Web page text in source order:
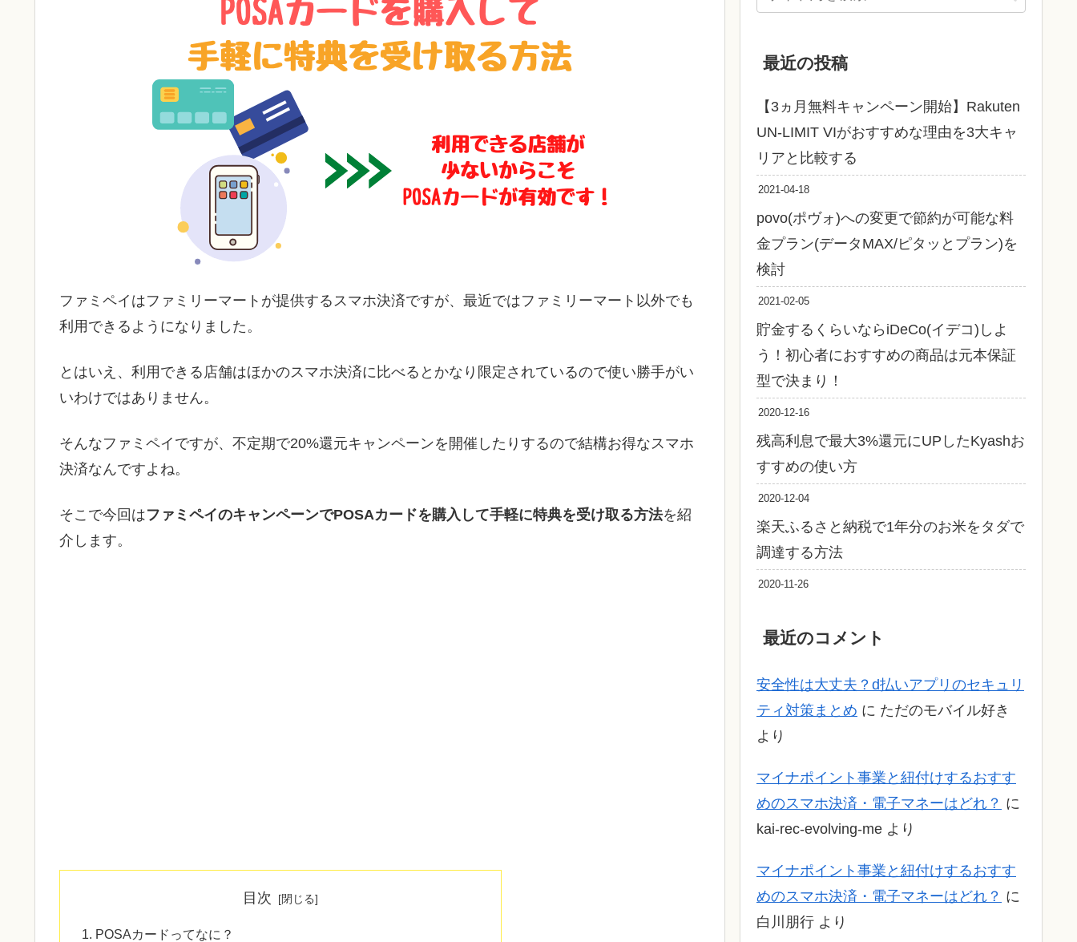
ファミペイはファミリーマートが提供するスマホ決済ですが、最近ではファミリーマート以外でも
利用できるようになりました。
とはいえ、利用できる店舗はほかのスマホ決済に比べるとかなり限定されているので使い勝手がい
いわけではありません。
そんなファミペイですが、不定期で20%還元キャンペーンを開催したりするので結構お得なスマホ
決済なんですよね。
そこで今回はファミペイのキャンペーンでPOSAカードを購入して手軽に特典を受け取る方法を紹
介します。
目次
POSAカードってなに？
最近の投稿
【3ヵ月無料キャンペーン開始】Rakuten
UN-LIMIT VIがおすすめな理由を3大キャ
リアと比較する
2021-04-18
povo(ポヴォ)への変更で節約が可能な料
金プラン(データMAX/ピタッとプラン)を
検討
2021-02-05
貯金するくらいならiDeCo(イデコ)しよ
う！初心者におすすめの商品は元本保証
型で決まり！
2020-12-16
残高利息で最大3%還元にUPしたKyashお
すすめの使い方
2020-12-04
楽天ふるさと納税で1年分のお米をタダで
調達する方法
2020-11-26
最近のコメント
安全性は大丈夫？d払いアプリのセキュリ
ティ対策まとめ に ただのモバイル好き
より
マイナポイント事業と紐付けするおすす
めのスマホ決済・電子マネーはどれ？ に
kai-rec-evolving-me より
マイナポイント事業と紐付けするおすす
めのスマホ決済・電子マネーはどれ？ に
白川朋行 より